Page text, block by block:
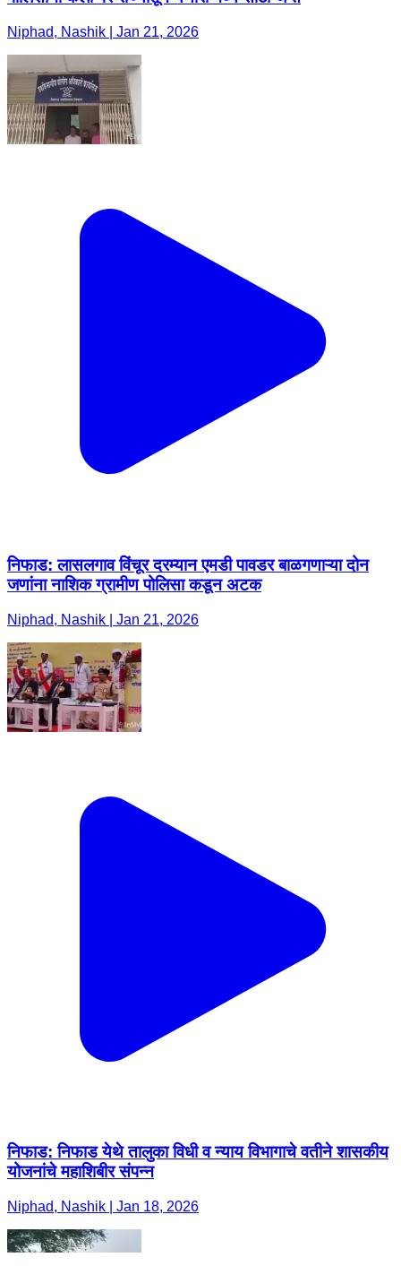
Niphad, Nashik | Jan 21, 2026
निफाड: लासलगाव विंचूर दरम्यान एमडी पावडर बाळगणाऱ्या दोन
जणांना नाशिक ग्रामीण पोलिसा कडून अटक
Niphad, Nashik | Jan 21, 2026
निफाड: निफाड येथे तालुका विधी व न्याय विभागाचे वतीने शासकीय
योजनांचे महाशिबीर संपन्न
Niphad, Nashik | Jan 18, 2026